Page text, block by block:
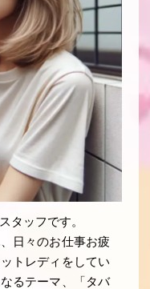
タッフです。
日々のお仕事お疲
トレディをしてい
るテーマ、「タバ